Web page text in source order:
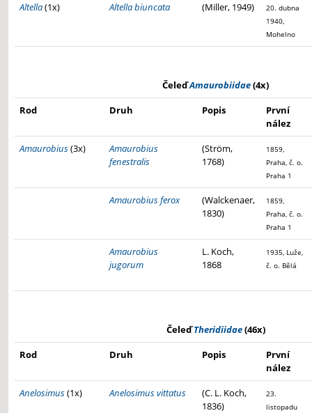
Altella(1x) Altella biuncata (Miller, 1949)
20. dubna
1940,
Mohelno
ČeleďAmaurobiidae(4x)
Rod
Druh Popis
První
nález
Amaurobius(3x)
Amaurobius
fenestralis
(Ström,
1768)
1859,
Praha, č. o.
Praha 1
Amaurobius ferox
(Walckenaer,
1830)
1859,
Praha, č. o.
Praha 1
Amaurobius
jugorum
L. Koch,
1868
1935, Luže,
č. o. Bělá
ČeleďTheridiidae(46x)
Rod
Druh Popis
První
nález
Anelosimus(1x) Anelosimus vittatus
(C. L. Koch,
1836)
23.
listopadu